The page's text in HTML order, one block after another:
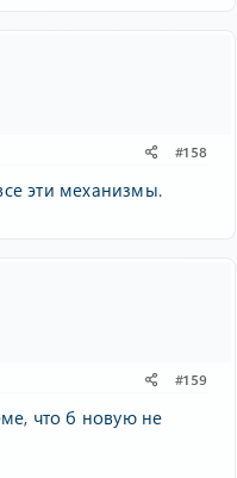
#158
эти механизмы.
#159
что б новую не